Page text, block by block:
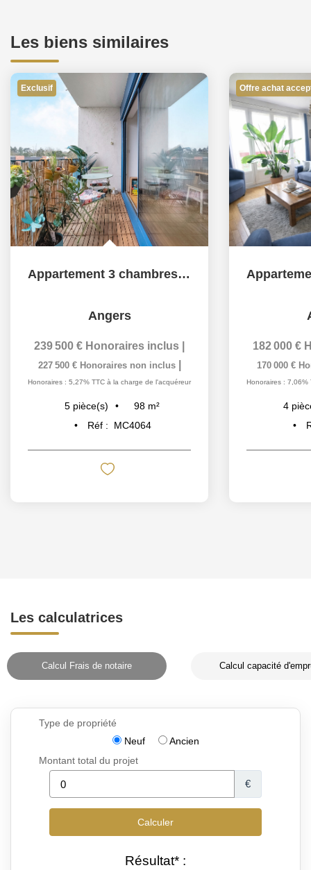
Les biens similaires
Exclusif
Appartement 3 chambres La Madeleine, Cave et Parking
Angers
239 500 € Honoraires inclus
227 500 € Honoraires non inclus
Honoraires : 5,27% TTC à la charge de l'acquéreur
5 pièce(s) 98 m²
Réf :
MC4064
Offre achat
182 000 €
170 000 €
Honoraires : 7,06%
4
Les calculatrices
Calcul Frais de notaire Calcul capacité